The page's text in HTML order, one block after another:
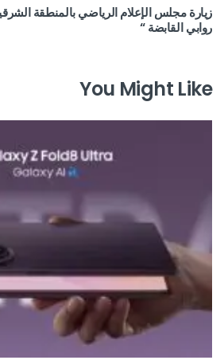
زيارة مجلس الإعلام الرياضي بالمنطقة
روابي القابضة “
You Might Like